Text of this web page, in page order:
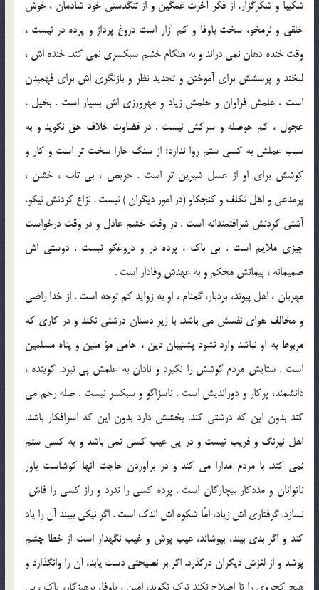
شكيبا و شكرگزار، از فكر آخرت غمگين و از تنگدستى خود شادمان ، خوش
خلقى و نرمخو، سخت باوفا و كم آزار است دروغ پرداز و پرده در نيست ،
وقت خنده دهان نمى دراند و به هنگام خشم سبكسرى نمى كند. خنده اش ،
لبخند و پرسشش براى آموختن و تجديد نظر و بازنگرى اش براى فهميدن
است ، علمش فراوان و حلمش زياد و مهرورزى اش بسيار است . بخيل ،
عجول ، كم حوصله و سركش نيست . در قضاوت خلاف حق نگويد و به
سبب عملش به كسى ستم روا ندارد؛ از سنگ خارا سخت تر است و كار و
كوشش براى او از عسل شيرين تر است . حريص ، بى تاب ، خشن ،
پرمدعى و اهل تكلف و كنجكاو (در امور ديگران ) نيست . نزاع كردنش نيكو،
آشتى كردنش شرافتمندانه است . در وقت خشم عادل و در وقت درخواست
چيزى ملايم است . بى باك ، پرده در و دروغگو نيست . دوستى اش
صميمانه ، پيمانش محكم و به عهدش وفادار است .
مهربان ، اهل پيوند، بردبار، گمنام ، او به زوايد كم توجه است . از خدا راضى
و مخالف هواى نفسش مى باشد. با زير دستان درشتى نكند و در كارى كه
مربوط به او نباشد وارد نشود پشتيبان دين ، حامى مؤ منين و پناه مسلمين
است . ستايش مردم گوشش را نگيرد و نادان به علمش پى نبرد. گوينده ،
دانشمند، پركار و دورانديش است . ناسزاگو و سبكسر نيست . صله رحم مى
كند بدون اين كه درشتى كند. بخشش دارد بدون اين كه اسرافكار باشد.
اهل نيرنگ و فريب نيست و در پى عيب كسى نمى باشد و به كسى ستم
نمى كند. با مردم مدارا مى كند و در برآوردن حاجت آنها كوشاست ياور
ناتوانان و مددكار بيچارگان است . پرده كسى را ندرد و راز كسى را فاش ‍
نسازد. گرفتارى اش زياد، امّا شكوه اش اندك است . اگر نيكى ببيند آن را ياد
كند و اگر بدى بيند، بپوشاند، عيب پوش و غيب نگهدار است از خطا چشم
پوشد و از لغزش ديگران درگذرد. اگر بر نصيحتى دست يابد، آن را وانگذارد و